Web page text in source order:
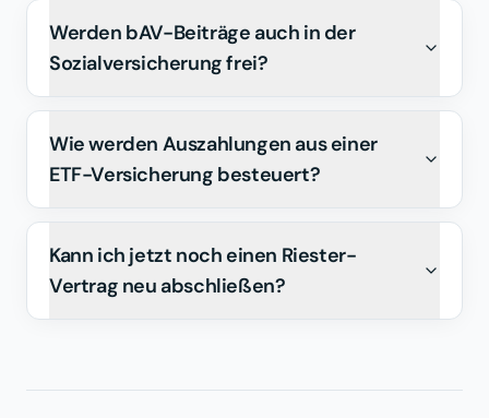
Werden bAV-Beiträge auch in der
Sozialversicherung frei?
Wie werden Auszahlungen aus einer
ETF-Versicherung besteuert?
Kann ich jetzt noch einen Riester-
Vertrag neu abschließen?